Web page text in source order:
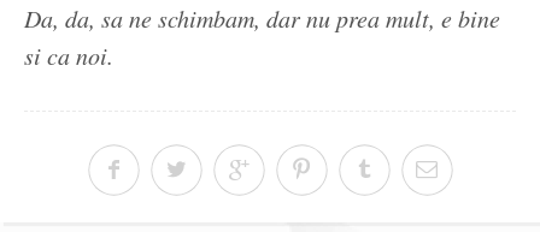
Da, da, sa ne schimbam, dar nu prea mult, e bine
si ca noi.